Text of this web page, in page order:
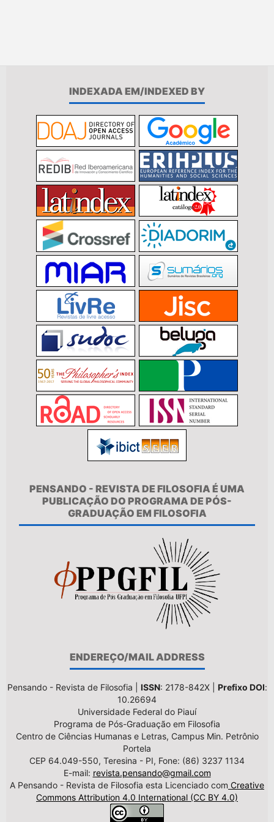
INDEXADA EM/INDEXED BY
PENSANDO - REVISTA DE FILOSOFIA É UMA
PUBLICAÇÃO DO PROGRAMA DE PÓS-
GRADUAÇÃO EM FILOSOFIA
ENDEREÇO/MAIL ADDRESS
Pensando - Revista de Filosofia | ISSN: 2178-842X | Prefixo DOI:
10.26694
Universidade Federal do Piauí
Programa de Pós-Graduação em Filosofia
Centro de Ciências Humanas e Letras, Campus Min. Petrônio
Portela
CEP 64.049-550, Teresina - PI, Fone: (86) 3237 1134
E-mail: revista.pensando@gmail.com
A Pensando - Revista de Filosofia esta Licenciado com Creative
Commons Attribution 4.0 International (CC BY 4.0)